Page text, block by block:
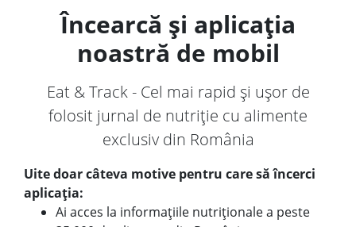
Încearcă și aplicația
noastră de mobil
Eat & Track - Cel mai rapid și ușor de
folosit jurnal de nutriție cu alimente
exclusiv din România
Uite doar câteva motive pentru care să încerci
aplicația:
Ai acces la informațiile nutriționale a peste